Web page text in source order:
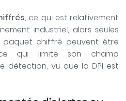
, ce qui est relativement
industriel, alors seules
paquet chiffré peuvent être
qui limite son champ
détection, vu que la DPI est